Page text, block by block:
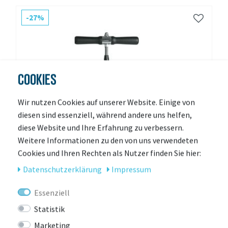
-27%
COOKIES
Wir nutzen Cookies auf unserer Website. Einige von
diesen sind essenziell, während andere uns helfen,
diese Website und Ihre Erfahrung zu verbessern.
Weitere Informationen zu den von uns verwendeten
Cookies und Ihren Rechten als Nutzer finden Sie hier:
Daten­schutz­erklärung
Impressum
Essenziell
Statistik
Marketing